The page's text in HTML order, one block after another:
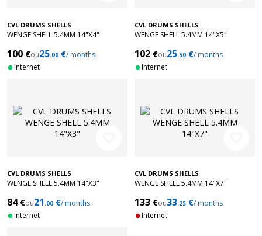
CVL DRUMS SHELLS
WENGE SHELL 5.4MM 14"X4"
100 €ou25.00 €/ months
Internet
CVL DRUMS SHELLS
WENGE SHELL 5.4MM 14"X5"
102 €ou25.50 €/ months
Internet
CVL DRUMS SHELLS
WENGE SHELL 5.4MM 14"X3"
84€ou21 .00 €/ months
Internet
CVL DRUMS SHELLS
WENGE SHELL 5.4MM 14"X7"
133 €ou33.25 €/ months
Internet